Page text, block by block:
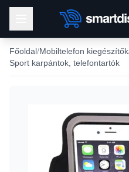
Főoldal Mobiltelefon kiegészítők
Sport karpántok, telefontartók